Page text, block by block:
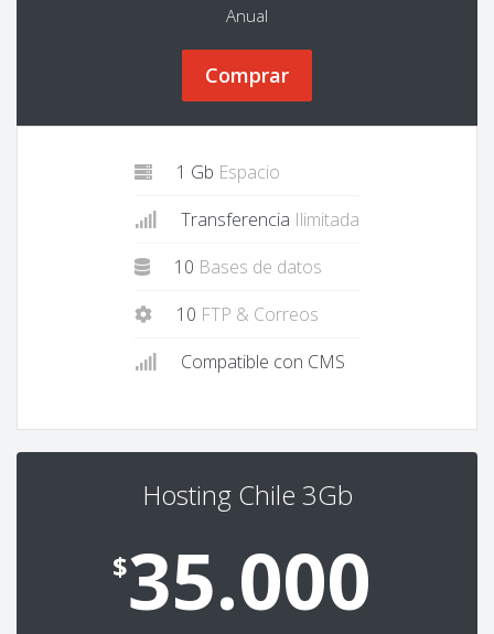
Anual
Comprar
1 Gb Espacio
Transferencia Ilimitada
10 Bases de datos
10 FTP & Correos
Compatible con CMS
Hosting Chile 3Gb
$35.000